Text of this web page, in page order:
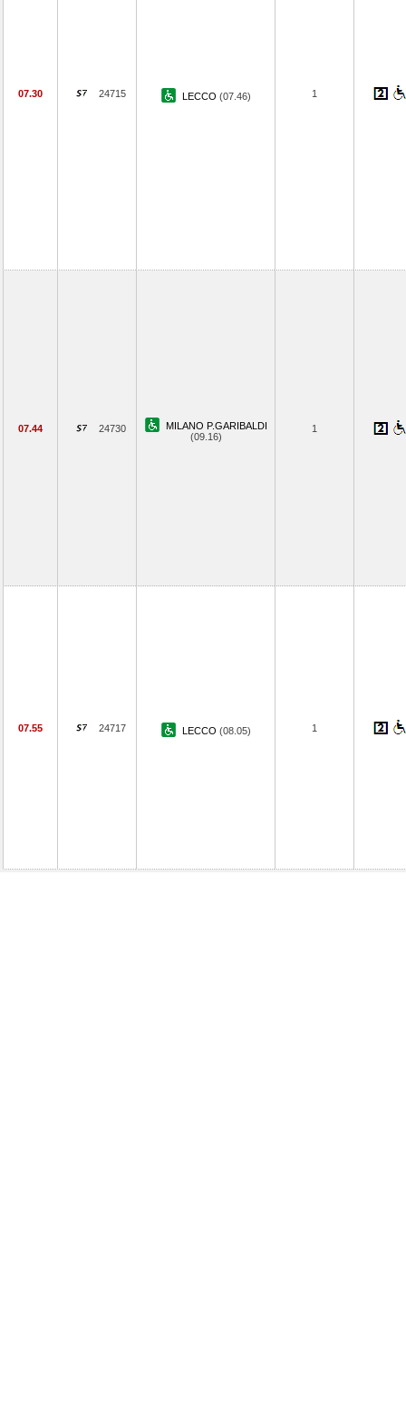
07.30 24715 LECCO (07.46) 1
07.44 24730
MILANO P.GARIBALDI
(09.16)
1
07.55 24717 LECCO (08.05) 1